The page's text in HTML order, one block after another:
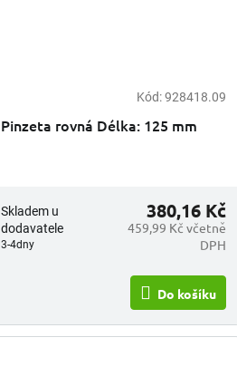
Kód:928418.09
Pinzeta rovná Délka: 125 mm
Skladem u
dodavatele
3-4dny
459,99 Kč včetně
DPH
380,16 Kč
Do košíku